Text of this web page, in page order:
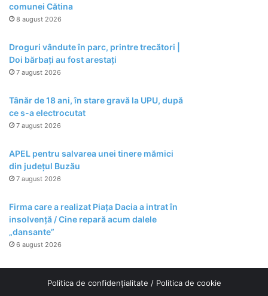
comunei Cătina
8 august 2026
Droguri vândute în parc, printre trecători |
Doi bărbați au fost arestați
7 august 2026
Tânăr de 18 ani, în stare gravă la UPU, după
ce s-a electrocutat
7 august 2026
APEL pentru salvarea unei tinere mămici
din județul Buzău
7 august 2026
Firma care a realizat Piața Dacia a intrat în
insolvență / Cine repară acum dalele
„dansante”
6 august 2026
Politica de confidențialitate / Politica de cookie